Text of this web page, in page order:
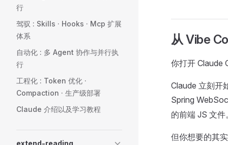
行
驾驭 : Skills · Hooks · Mcp 扩展
体系
自动化 : 多 Agent 协作与并行执
行
工程化 : Token 优化 ·
Compaction · 生产级部署
Claude 介绍以及学习教程
extend-reading
从 Vibe
你打开 Claude
Claude 立刻开
Spring
的前端 JS 文件
但你想要的其